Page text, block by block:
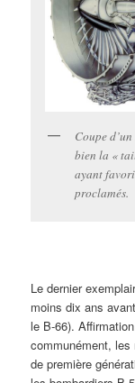
Coupe
bien la «
ayant
proclamés.
Le dernier
moins dix ans
le B-66).
communément,
de première